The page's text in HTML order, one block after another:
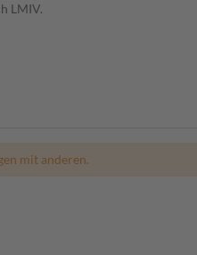
LMIV.
mit anderen.